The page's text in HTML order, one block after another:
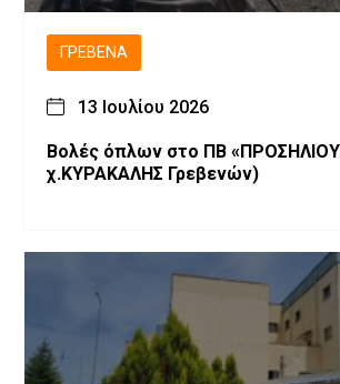
ΓΡΕΒΕΝΆ
13 Ιουλίου 2026
Βολές όπλων στο ΠΒ «ΠΡΟΣΗΛΙΟΥ» (Περιοχή
χ.ΚΥΡΑΚΑΛΗΣ Γρεβενών)